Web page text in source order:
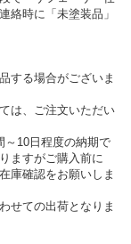
絡時に「未塗装品」
する場合がございま
は、ご注文いただい
～10日程度の納期で
ますがご購入前に
庫確認をお願いしま
せての出荷となりま